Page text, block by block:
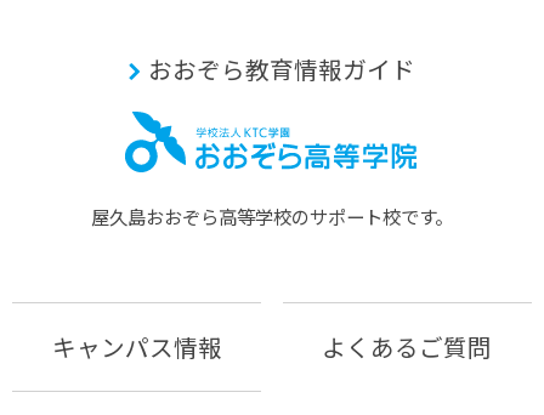
おおぞら教育情報ガイド
屋久島おおぞら⾼等学校のサポート校です。
キャンパス情報 よくあるご質問